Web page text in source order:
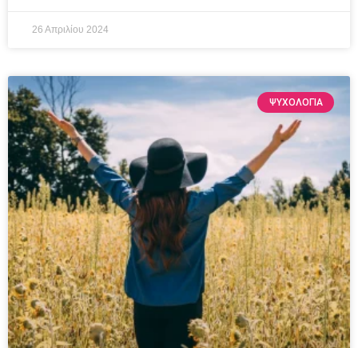
26 Απριλίου 2024
ΨΥΧΟΛΟΓΙΑ